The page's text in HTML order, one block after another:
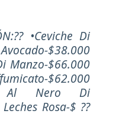
•Ceviche Di
$38.000
Manzo-$66.000
$62.000
Al Nero Di
Rosa-$ ??